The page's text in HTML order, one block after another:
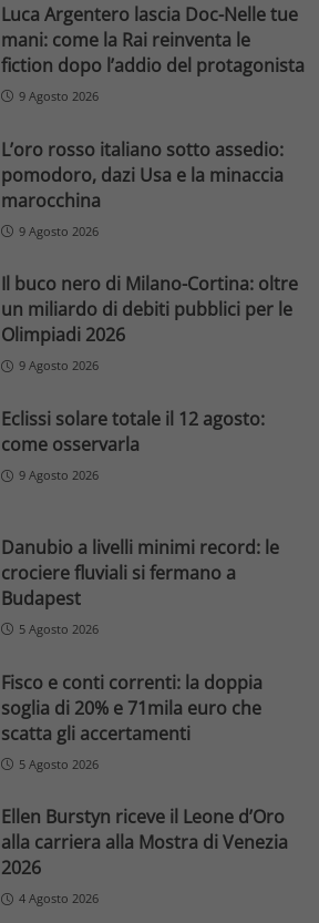
Luca Argentero lascia Doc-Nelle tue
mani: come la Rai reinventa le
fiction dopo l’addio del protagonista
9 Agosto 2026
L’oro rosso italiano sotto assedio:
pomodoro, dazi Usa e la minaccia
marocchina
9 Agosto 2026
Il buco nero di Milano-Cortina: oltre
un miliardo di debiti pubblici per le
Olimpiadi 2026
9 Agosto 2026
Eclissi solare totale il 12 agosto:
come osservarla
9 Agosto 2026
Danubio a livelli minimi record: le
crociere fluviali si fermano a
Budapest
5 Agosto 2026
Fisco e conti correnti: la doppia
soglia di 20% e 71mila euro che
scatta gli accertamenti
5 Agosto 2026
Ellen Burstyn riceve il Leone d’Oro
alla carriera alla Mostra di Venezia
2026
4 Agosto 2026